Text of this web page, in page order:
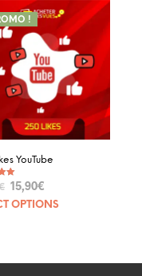
!
YouTube
15,90€
OPTIONS